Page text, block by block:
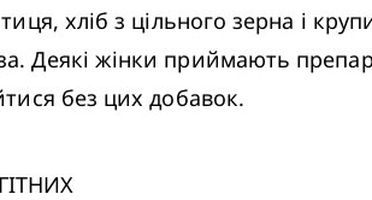
хліб з цільного зерна і
Деякі жінки приймають
без цих добавок.